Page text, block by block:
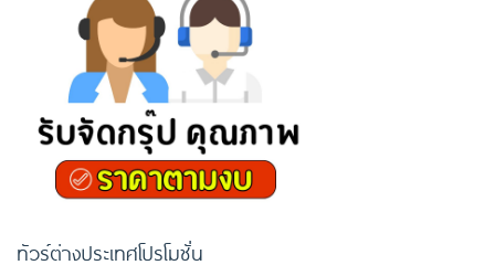
ทัวร์ต่างประเทศโปรโมชั่น